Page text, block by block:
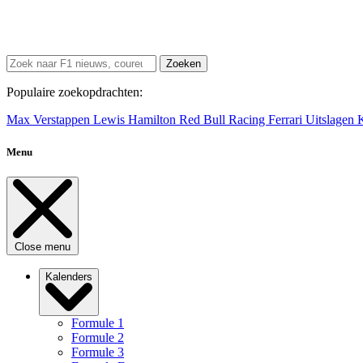
Zoeken
Populaire zoekopdrachten:
Max Verstappen Lewis Hamilton Red Bull Racing Ferrari Uitslagen
Menu
Close menu
Kalenders
Formule 1
Formule 2
Formule 3